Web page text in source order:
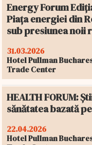
Energy Forum
Piața energiei din
sub presiunea noii
31.03.2026
Hotel Pullman
Trade Center
HEALTH FORUM:
sănătatea bazată
22.04.2026
Hotel Pullman